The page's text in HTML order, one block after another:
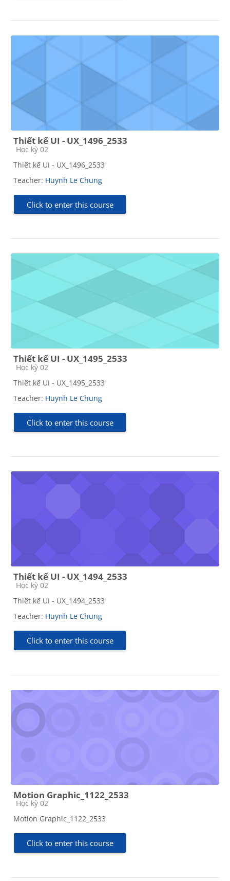
Thiết kế UI - UX_1496_2533
Course category
Học kỳ 02
Thiết kế UI - UX_1496_2533
Teacher: Huynh Le Chung
Click to enter this course
Thiết kế UI - UX_1495_2533
Course category
Học kỳ 02
Thiết kế UI - UX_1495_2533
Teacher: Huynh Le Chung
Click to enter this course
Thiết kế UI - UX_1494_2533
Course category
Học kỳ 02
Thiết kế UI - UX_1494_2533
Teacher: Huynh Le Chung
Click to enter this course
Motion Graphic_1122_2533
Course category
Học kỳ 02
Motion Graphic_1122_2533
Click to enter this course